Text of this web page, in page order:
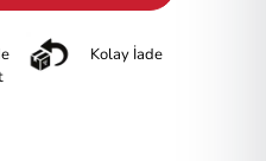
Kolay İade